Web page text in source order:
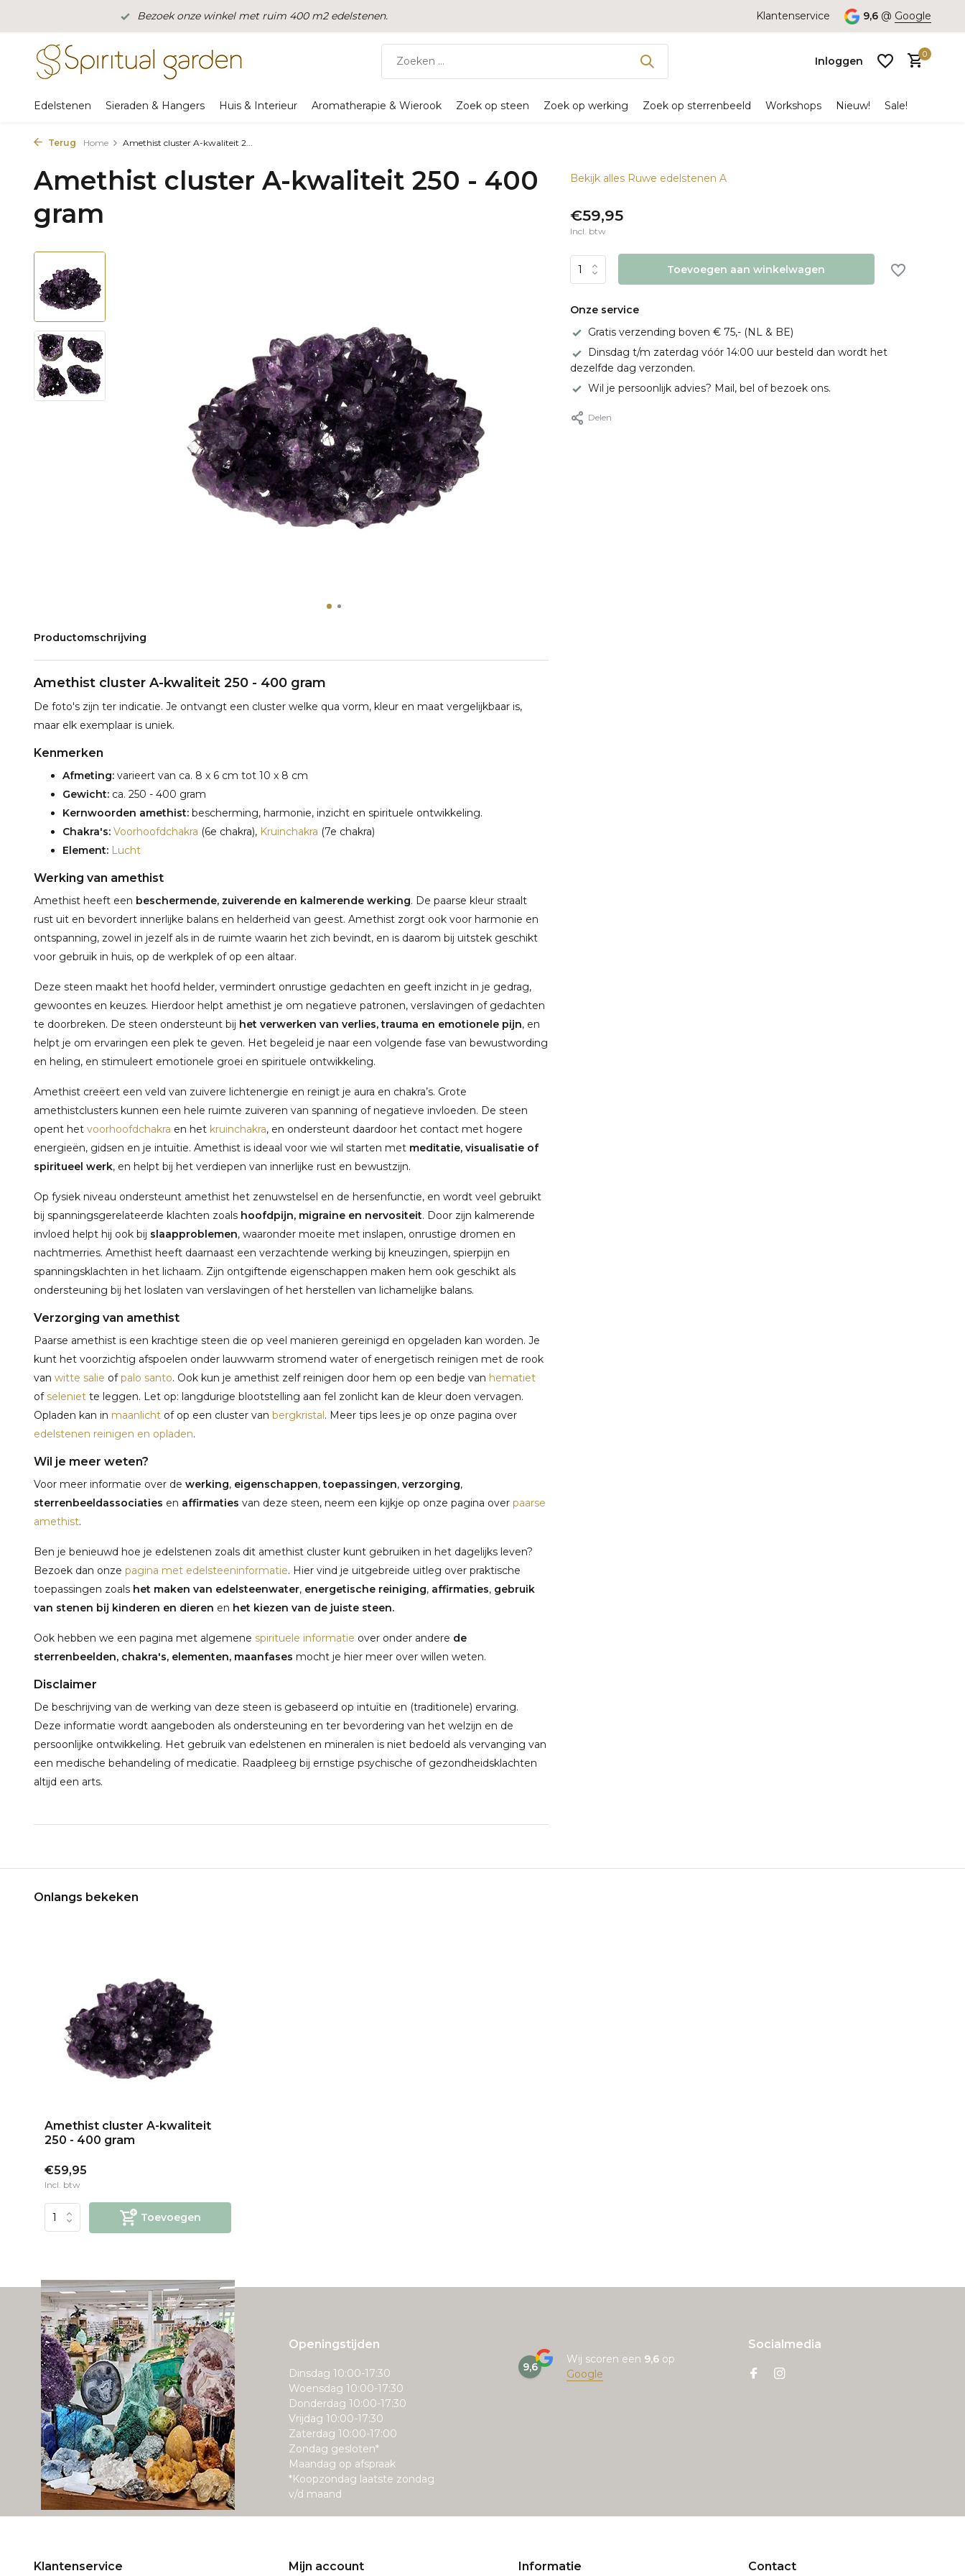
Bezoek onze winkel met ruim 400 m2 edelstenen. Klantenservice 9,6 @ Google
Inloggen
0
Edelstenen Sieraden & Hangers Huis & Interieur Aromatherapie & Wierook Zoek op steen Zoek op werking Zoek op sterrenbeeld Workshops Nieuw! Sale!
Terug Home Amethist cluster A-kwaliteit 2...
Amethist cluster A-kwaliteit 250 - 400
gram
Productomschrijving
Amethist cluster A-kwaliteit 250 - 400 gram
De foto's zijn ter indicatie. Je ontvangt een cluster welke qua vorm, kleur en maat vergelijkbaar is,
maar elk exemplaar is uniek.
Kenmerken
Afmeting: varieert van ca. 8 x 6 cm tot 10 x 8 cm
Gewicht: ca. 250 - 400 gram
Kernwoorden amethist: bescherming, harmonie, inzicht en spirituele ontwikkeling.
Chakra's: Voorhoofdchakra (6e chakra), Kruinchakra (7e chakra)
Element: Lucht
Werking van amethist
Amethist heeft een beschermende, zuiverende en kalmerende werking. De paarse kleur straalt
rust uit en bevordert innerlijke balans en helderheid van geest. Amethist zorgt ook voor harmonie en
ontspanning, zowel in jezelf als in de ruimte waarin het zich bevindt, en is daarom bij uitstek geschikt
voor gebruik in huis, op de werkplek of op een altaar.
Deze steen maakt het hoofd helder, vermindert onrustige gedachten en geeft inzicht in je gedrag,
gewoontes en keuzes. Hierdoor helpt amethist je om negatieve patronen, verslavingen of gedachten
te doorbreken. De steen ondersteunt bij het verwerken van verlies, trauma en emotionele pijn, en
helpt je om ervaringen een plek te geven. Het begeleid je naar een volgende fase van bewustwording
en heling, en stimuleert emotionele groei en spirituele ontwikkeling.
Amethist creëert een veld van zuivere lichtenergie en reinigt je aura en chakra’s. Grote
amethistclusters kunnen een hele ruimte zuiveren van spanning of negatieve invloeden. De steen
opent het voorhoofdchakra en het kruinchakra, en ondersteunt daardoor het contact met hogere
energieën, gidsen en je intuïtie. Amethist is ideaal voor wie wil starten met meditatie, visualisatie of
spiritueel werk, en helpt bij het verdiepen van innerlijke rust en bewustzijn.
Op fysiek niveau ondersteunt amethist het zenuwstelsel en de hersenfunctie, en wordt veel gebruikt
bij spanningsgerelateerde klachten zoals hoofdpijn, migraine en nervositeit. Door zijn kalmerende
invloed helpt hij ook bij slaapproblemen, waaronder moeite met inslapen, onrustige dromen en
nachtmerries. Amethist heeft daarnaast een verzachtende werking bij kneuzingen, spierpijn en
spanningsklachten in het lichaam. Zijn ontgiftende eigenschappen maken hem ook geschikt als
ondersteuning bij het loslaten van verslavingen of het herstellen van lichamelijke balans.
Verzorging van amethist
Paarse amethist is een krachtige steen die op veel manieren gereinigd en opgeladen kan worden. Je
kunt het voorzichtig afspoelen onder lauwwarm stromend water of energetisch reinigen met de rook
van witte salie ofpalo santo. Ook kun je amethist zelf reinigen door hem op een bedje van hematiet
of seleniet te leggen. Let op: langdurige blootstelling aan fel zonlicht kan de kleur doen vervagen.
Opladen kan in maanlicht of op een cluster van bergkristal. Meer tips lees je op onze pagina over
edelstenen reinigen en opladen.
Wil je meer weten?
Voor meer informatie over de werking, eigenschappen,toepassingen, verzorging,
sterrenbeeldassociaties en affirmaties van deze steen, neem een kijkje op onze pagina over paarse
amethist.
Ben je benieuwd hoe je edelstenen zoals dit amethist cluster kunt gebruiken in het dagelijks leven?
Bezoek dan onze pagina met edelsteeninformatie. Hier vind je uitgebreide uitleg over praktische
toepassingen zoals het maken van edelsteenwater, energetische reiniging, affirmaties, gebruik
van stenen bij kinderen en dieren en het kiezen van de juiste steen.
Ook hebben we een pagina met algemene spirituele informatie over onder andere de
sterrenbeelden, chakra's, elementen, maanfases mocht je hier meer over willen weten.
Disclaimer
De beschrijving van de werking van deze steen is gebaseerd op intuïtie en (traditionele) ervaring.
Deze informatie wordt aangeboden als ondersteuning en ter bevordering van het welzijn en de
persoonlijke ontwikkeling. Het gebruik van edelstenen en mineralen is niet bedoeld als vervanging van
een medische behandeling of medicatie. Raadpleeg bij ernstige psychische of gezondheidsklachten
altijd een arts.
Bekijk alles Ruwe edelstenen A
€59,95
Incl. btw
Toevoegen aan winkelwagen
Onze service
Gratis verzending boven € 75,- (NL & BE)
Dinsdag t/m zaterdag vóór 14:00 uur besteld dan wordt het
dezelfde dag verzonden.
Wil je persoonlijk advies? Mail, bel of bezoek ons.
Delen
Onlangs bekeken
Amethist cluster A-kwaliteit
250 - 400 gram
€59,95
Incl. btw
Toevoegen
Openingstijden
Dinsdag 10:00-17:30
Woensdag 10:00-17:30
Donderdag 10:00-17:30
Vrijdag 10:00-17:30
Zaterdag 10:00-17:00
Zondag gesloten*
Maandag op afspraak
*Koopzondag laatste zondag
v/d maand
9,6
Wij scoren een 9,6 op
Google
Socialmedia
Klantenservice Mijn account Informatie Contact